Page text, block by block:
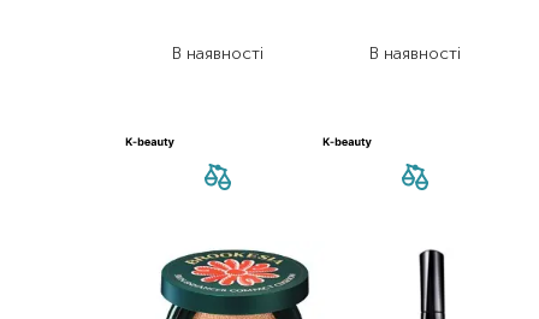
В наявності
В наявності